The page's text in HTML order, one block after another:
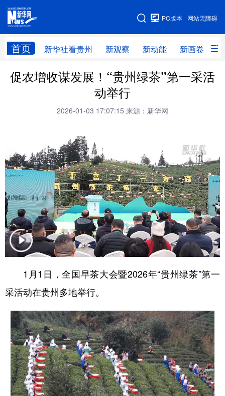
网站无障碍
PC版本
首页 新华社看贵州 新观察 新动能 新画卷
网站地图
新华社看贵州 新观察 新动能 新画卷
贵州领导
直播
数字贵州
光影贵州 部门之窗 县区直达 企业速递
融媒联播 贵阳 遵义 安顺
六盘水 毕节 铜仁 黔东南
黔南 黔西南
浙江 安徽 福建 江西
山东 河南 湖北 湖南
广东 广西 海南 重庆
四川 贵州 云南 西藏
促农增收谋发展！“贵州绿茶”第一采活
动举行
2026-01-03 17:07:15 来源：新华网
1月1日，全国早茶大会暨2026年“贵州绿茶”第一
采活动在贵州多地举行。